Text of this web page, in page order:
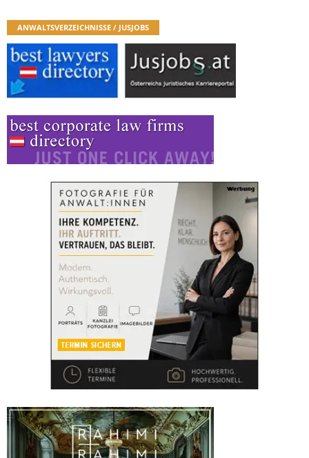
ANWALTSVERZEICHNISSE / JUSJOBS